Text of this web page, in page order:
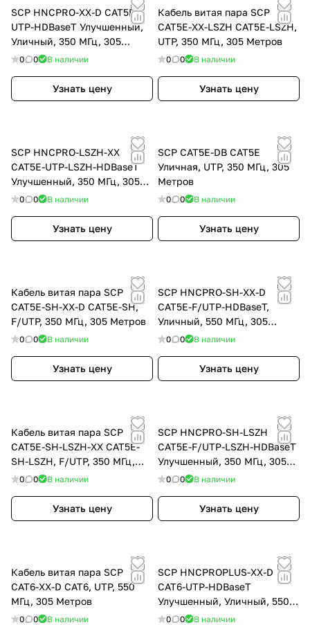
SCP HNCPRO-XX-D CAT5Е-
UTP-HDBaseT Улучшенный,
Уличный, 350 МГц, 305
Метров
0 0 В наличии
Узнать цену
Кабель витая пара SCP
CAT5E-ХХ-LSZH CAT5Е-LSZH,
UTP, 350 МГц, 305 Метров
0 0 В наличии
Узнать цену
SCP HNCPRO-LSZH-XX
CAT5Е-UTP-LSZH-HDBaseT
Улучшенный, 350 МГц, 305
Метров
0 0 В наличии
Узнать цену
SCP CAT5E-DB CAT5Е
Уличная, UTP, 350 МГц, 305
Метров
0 0 В наличии
Узнать цену
Кабель витая пара SCP
CAT5E-SH-XX-D CAT5E-SH,
F/UTP, 350 МГц, 305 Метров
0 0 В наличии
Узнать цену
SCP HNCPRO-SH-ХХ-D
CAT5E-F/UTP-HDBaseT,
Уличный, 550 МГц, 305
Метров
0 0 В наличии
Узнать цену
Кабель витая пара SCP
CAT5E-SH-LSZH-XX CAT5E-
SH-LSZH, F/UTP, 350 МГц,
305 Метров
0 0 В наличии
Узнать цену
SCP HNCPRO-SH-LSZH
CAT5Е-F/UTP-LSZH-HDBaseT
Улучшенный, 350 МГц, 305
Метров
0 0 В наличии
Узнать цену
Кабель витая пара SCP
CAT6-XX-D CAT6, UTP, 550
МГц, 305 Метров
0 0 В наличии
SCP HNCPROPLUS-XX-D
CAT6-UTP-HDBaseT
Улучшенный, Уличный, 550
МГц, 305 Метров
0 0 В наличии